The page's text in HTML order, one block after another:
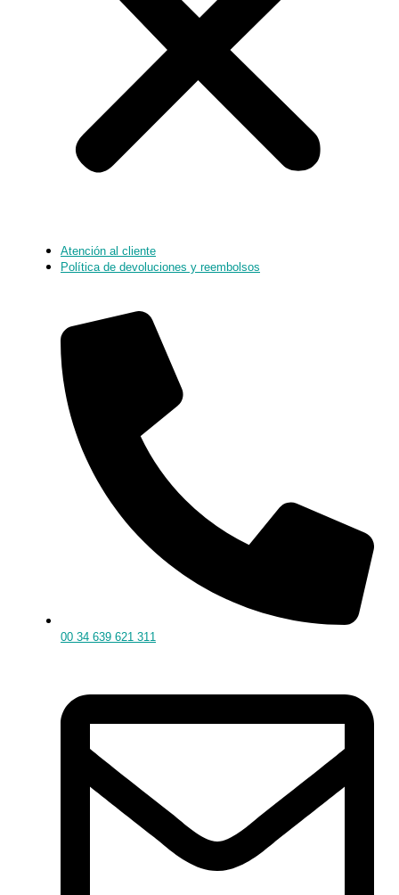
Atención al cliente
Política de devoluciones y reembolsos
00 34 639 621 311